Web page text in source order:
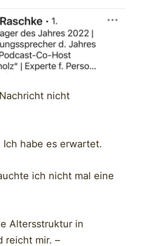
nicht
Ich habe es erwartet.
ich nicht mal eine
Altersstruktur in
reicht mir. –